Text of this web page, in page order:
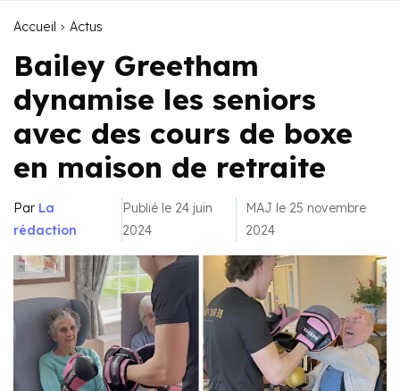
Accueil Actus
Bailey Greetham
dynamise les seniors
avec des cours de boxe
en maison de retraite
Par La
rédaction
Publié le 24 juin
2024
MAJ le 25 novembre
2024